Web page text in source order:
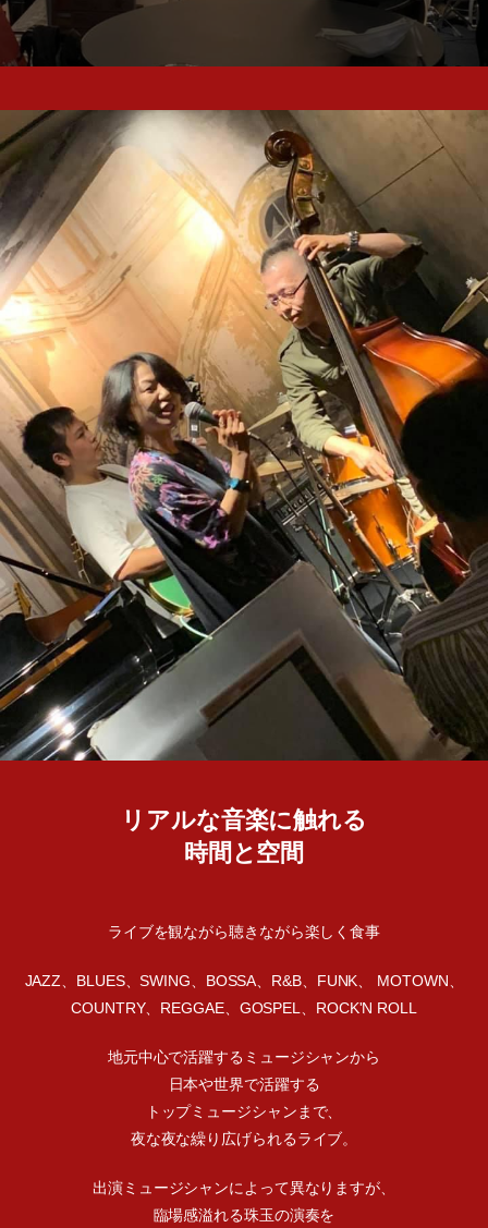
リアルな音楽に触れる
時間と空間
ライブを観ながら聴きながら楽しく食事
JAZZ、BLUES、SWING、BOSSA、R&B、FUNK、 MOTOWN、
COUNTRY、REGGAE、GOSPEL、ROCK'N ROLL
地元中心で活躍するミュージシャンから
日本や世界で活躍する
トップミュージシャンまで、
夜な夜な繰り広げられるライブ。
出演ミュージシャンによって異なりますが、
臨場感溢れる珠玉の演奏を